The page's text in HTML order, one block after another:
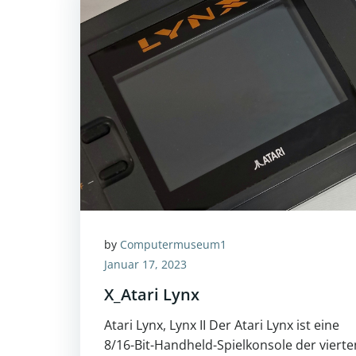
by Computermuseum1
Januar 17, 2023
X_Atari Lynx
Atari Lynx, Lynx II Der Atari Lynx ist eine
8/16-Bit-Handheld-Spielkonsole der